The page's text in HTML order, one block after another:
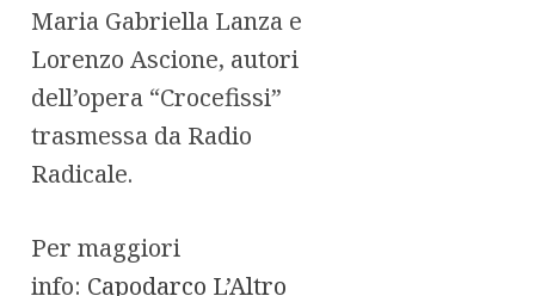
Maria Gabriella Lanza e
Lorenzo Ascione, autori
dell’opera “Crocefissi”
trasmessa da Radio
Radicale.
Per maggiori
info: Capodarco L’Altro